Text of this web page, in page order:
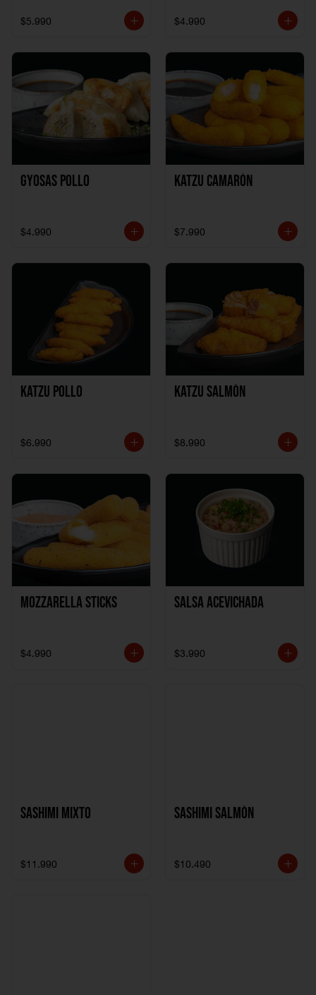
$5.990 $4.990
Gyosas Pollo
$4.990
Katzu Camarón
$7.990
Katzu Pollo
$6.990
Katzu Salmón
$8.990
Mozzarella Sticks
$4.990
Salsa Acevichada
$3.990
Sashimi Mixto
$11.990
Sashimi Salmón
$10.490